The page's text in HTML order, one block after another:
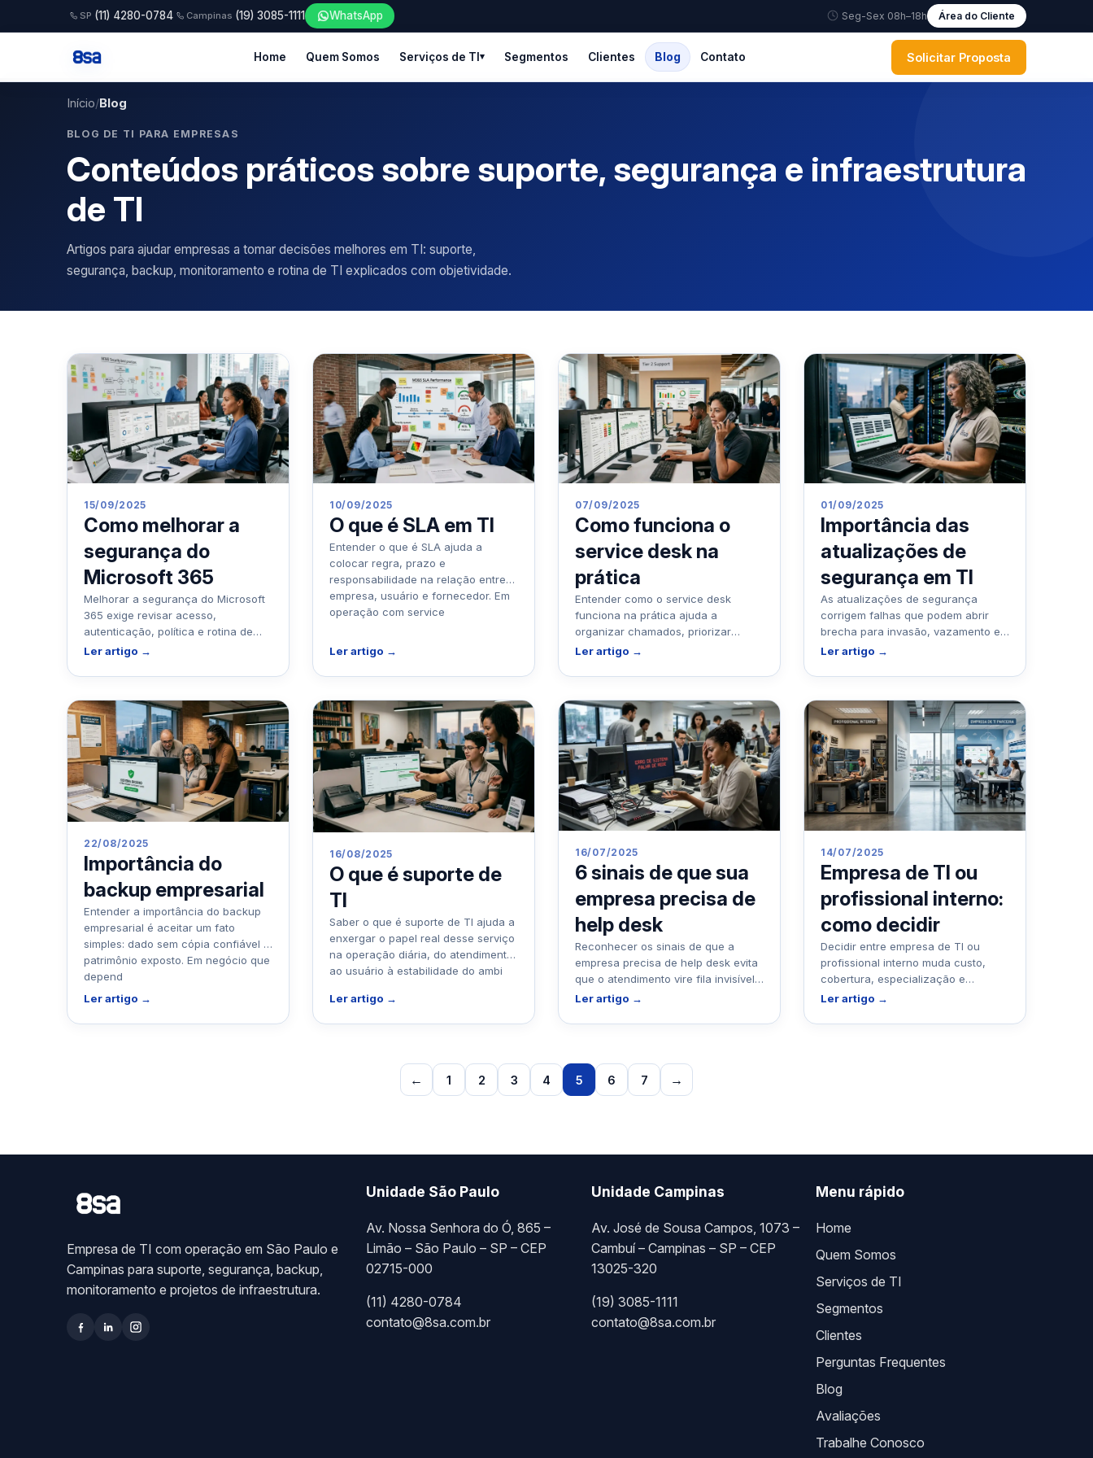
SP (11) 4280-0784 Campinas (19) 3085-1111 WhatsApp Seg-Sex 08h–18h Área do Cliente
Home Quem Somos Serviços de TI Segmentos Clientes Blog Contato Solicitar Proposta
Início/Blog
BLOG DE TI PARA EMPRESAS
Conteúdos práticos sobre suporte, segurança e infraestrutura
de TI
Artigos para ajudar empresas a tomar decisões melhores em TI: suporte,
segurança, backup, monitoramento e rotina de TI explicados com objetividade.
15/09/2025
Como melhorar a
segurança do
Microsoft 365
Melhorar a segurança do Microsoft
365 exige revisar acesso,
autenticação, política e rotina de
uso, não só marcar opção no painel.
Ler artigo →
10/09/2025
O que é SLA em TI
Entender o que é SLA ajuda a
colocar regra, prazo e
responsabilidade na relação entre
empresa, usuário e fornecedor. Em
operação com service
Ler artigo →
07/09/2025
Como funciona o
service desk na
prática
Entender como o service desk
funciona na prática ajuda a
organizar chamados, priorizar
atendimento e dar visibilidade para
Ler artigo →
01/09/2025
Importância das
atualizações de
segurança em TI
As atualizações de segurança
corrigem falhas que podem abrir
brecha para invasão, vazamento e
indisponibilidade. Em empresa que
Ler artigo →
22/08/2025
Importância do
backup empresarial
Entender a importância do backup
empresarial é aceitar um fato
simples: dado sem cópia confiável é
patrimônio exposto. Em negócio que
depend
Ler artigo →
16/08/2025
O que é suporte de
TI
Saber o que é suporte de TI ajuda a
enxergar o papel real desse serviço
na operação diária, do atendimento
ao usuário à estabilidade do ambi
Ler artigo →
16/07/2025
6 sinais de que sua
empresa precisa de
help desk
Reconhecer os sinais de que a
empresa precisa de help desk evita
que o atendimento vire fila invisível,
retrabalho e reclamação
Ler artigo →
14/07/2025
Empresa de TI ou
profissional interno:
como decidir
Decidir entre empresa de TI ou
profissional interno muda custo,
cobertura, especialização e
capacidade de resposta. Para
Ler artigo →
← 1 2 3 4 5 6 7 →
Empresa de TI com operação em São Paulo e
Campinas para suporte, segurança, backup,
monitoramento e projetos de infraestrutura.
Unidade São Paulo
Av. Nossa Senhora do Ó, 865 –
Limão – São Paulo – SP – CEP
02715-000
(11) 4280-0784
contato@8sa.com.br
Unidade Campinas
Av. José de Sousa Campos, 1073 –
Cambuí – Campinas – SP – CEP
13025-320
(19) 3085-1111
contato@8sa.com.br
Menu rápido
Home
Quem Somos
Serviços de TI
Segmentos
Clientes
Perguntas Frequentes
Blog
Avaliações
Trabalhe Conosco